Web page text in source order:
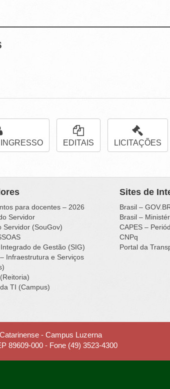
EDITAIS LICITAÇÕES
para docentes – 2026
Servidor
Servidor (SouGov)
de Gestão (SIG)
Infraestrutura e Serviços
TI (Campus)
Sites de
Brasil –
Brasil –
CAPES –
CNPq
Portal da
- Campus Luzerna
89609-000 - Fone (49) 3523-4300